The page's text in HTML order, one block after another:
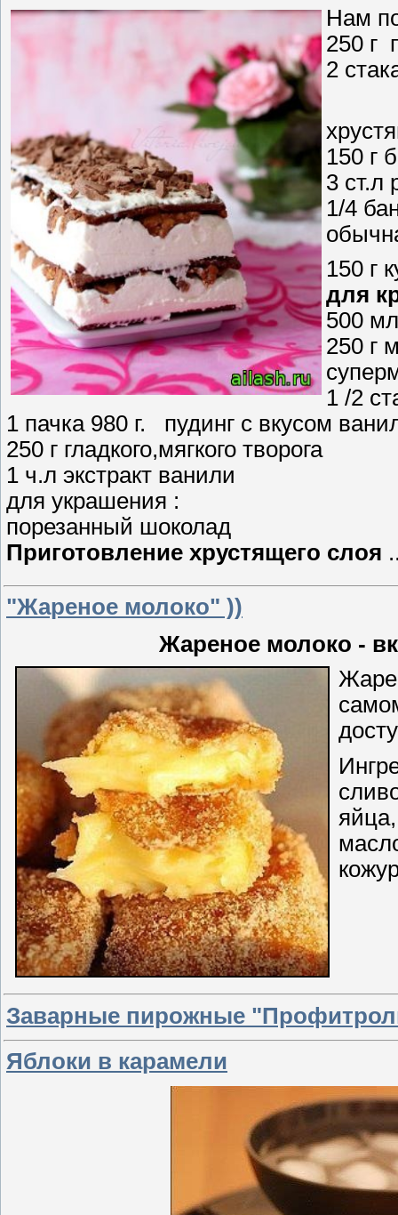
Нам
250 г
2
150 г
3 ст.л
1/4
150 г
для
500
250 г
1 /2
1 пачка 980 г. пудинг с вкусом
250 г гладкого,мягкого творога
1 ч.л экстракт ванили
для украшения :
порезанный шоколад
Приготовление хрустящего слоя
"Жареное молоко" ))
Жареное молоко -
Заварные пирожные
Яблоки в карамели